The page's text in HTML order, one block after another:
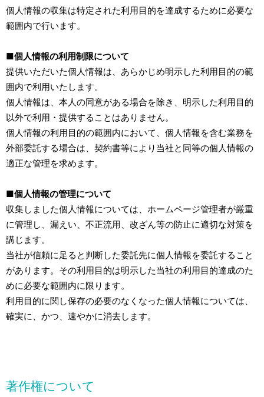
個人情報の収集は特定された利用目的を達成するために必要な
範囲内で行います。
■個人情報の利用制限について
提供いただいた個人情報は、あらかじめ明示した利用目的の範
囲内で利用いたします。
個人情報は、本人の同意がある場合を除き、明示した利用目的
以外で利用・提供することはありません。
個人情報の利用目的の範囲内において、個人情報を含む業務を
外部委託する場合は、契約書等により当社と同等の個人情報の
適正な管理を求めます。
■個人情報の管理について
収集しました個人情報については、ホームページ管理者が厳重
に管理し、漏えい、不正流用、改ざん等の防止に適切な対策を
講じます。
当社が信頼に足ると判断した委託先に個人情報を委託すること
があります。その利用目的は明示した当社の利用目的達成のた
めに必要な範囲内に限ります。
利用目的に関し保存の必要のなくなった個人情報については、
確実に、かつ、速やかに消去します。
著作権について